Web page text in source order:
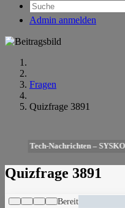
Admin anmelden
Fragen
Quizfrage 3891
Tech-Nachrichten –
Quizfrage 3891
Bereit